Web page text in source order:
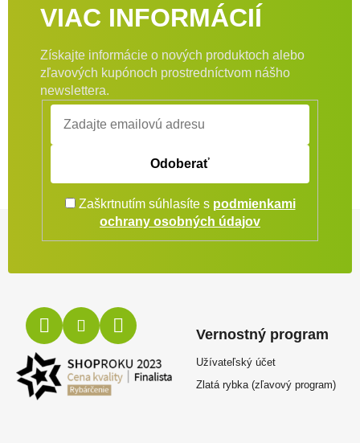
VIAC INFORMÁCIÍ
Získajte informácie o nových produktoch alebo
zľavových kupónoch prostredníctvom nášho
newslettera.
Odoberať
Zaškrtnutím súhlasíte s podmienkami
ochrany osobných údajov
Vernostný program
Užívateľský účet
Zlatá rybka (zľavový program)